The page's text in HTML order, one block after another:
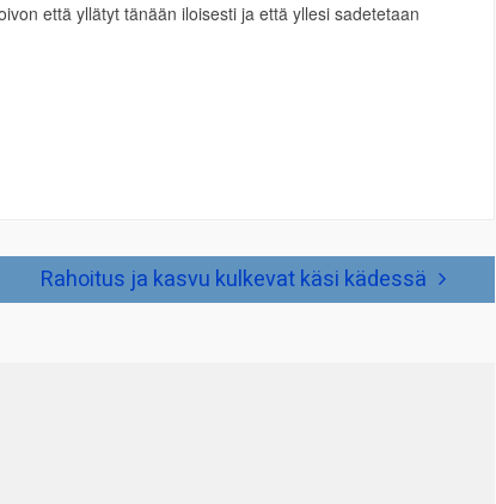
että yllätyt tänään iloisesti ja että yllesi sadetetaan
Rahoitus ja kasvu kulkevat käsi kädessä